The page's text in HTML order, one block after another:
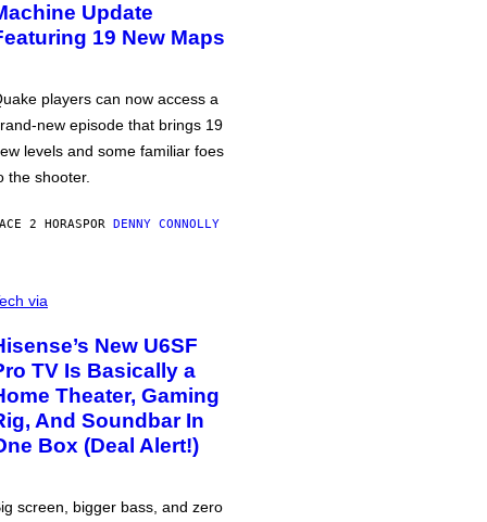
Update
19 New Maps
players can now access a
new episode that brings 19
levels and some familiar foes
the shooter.
2 HORASPOR DENNY CONNOLLY
via
New U6SF
TV Is Basically a
Theater, Gaming
And Soundbar In
Box (Deal Alert!)
screen, bigger bass, and zero